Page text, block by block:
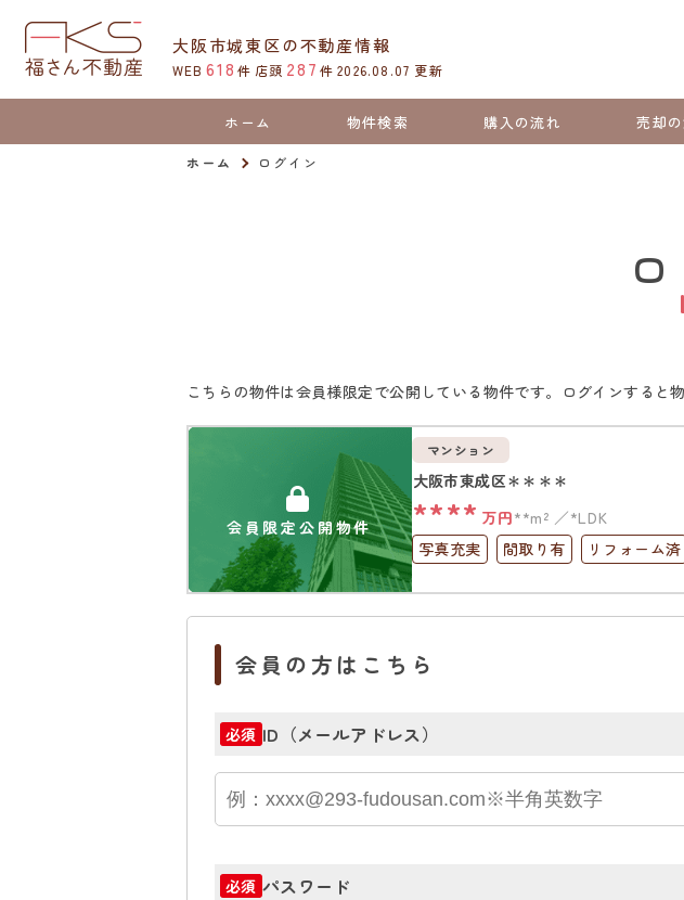
大阪市城東区の不動産情報
WEB 618 件 店頭 287 件 2026.08.07 更新
ホーム 物件検索 購入の流れ 売却
ホーム ログイン
こちらの物件は会員様限定で公開している物件です。ログインすると
会員限定公開物件
マンション
大阪市東成区＊＊＊＊
**** 万円**m²
*LDK
写真充実
間取り有 リフォーム済
会員の方はこちら
必須 ID（メールアドレス）
必須 パスワード